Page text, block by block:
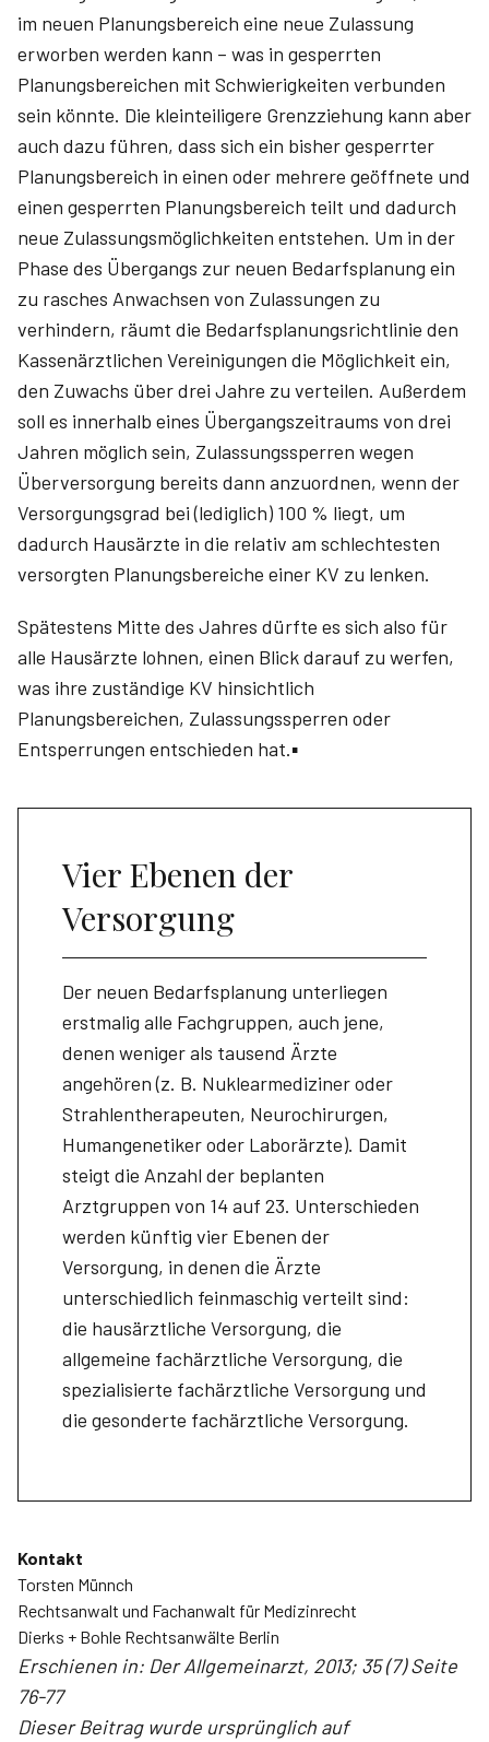
im neuen Planungsbereich eine neue Zulassung
erworben werden kann – was in gesperrten
Planungsbereichen mit Schwierigkeiten verbunden
sein könnte. Die kleinteiligere Grenzziehung kann aber
auch dazu führen, dass sich ein bisher gesperrter
Planungsbereich in einen oder mehrere geöffnete und
einen gesperrten Planungsbereich teilt und dadurch
neue Zulassungsmöglichkeiten entstehen. Um in der
Phase des Übergangs zur neuen Bedarfsplanung ein
zu rasches Anwachsen von Zulassungen zu
verhindern, räumt die Bedarfsplanungsrichtlinie den
Kassenärztlichen Vereinigungen die Möglichkeit ein,
den Zuwachs über drei Jahre zu verteilen. Außerdem
soll es innerhalb eines Übergangszeitraums von drei
Jahren möglich sein, Zulassungssperren wegen
Überversorgung bereits dann anzuordnen, wenn der
Versorgungsgrad bei (lediglich) 100 % liegt, um
dadurch Hausärzte in die relativ am schlechtesten
versorgten Planungsbereiche einer KV zu lenken.
Spätestens Mitte des Jahres dürfte es sich also für
alle Hausärzte lohnen, einen Blick darauf zu werfen,
was ihre zuständige KV hinsichtlich
Planungsbereichen, Zulassungssperren oder
Entsperrungen entschieden hat.▪
Vier Ebenen der
Versorgung
Der neuen Bedarfsplanung unterliegen
erstmalig alle Fachgruppen, auch jene,
denen weniger als tausend Ärzte
angehören (z. B. Nuklearmediziner oder
Strahlentherapeuten, Neurochirurgen,
Humangenetiker oder Laborärzte). Damit
steigt die Anzahl der beplanten
Arztgruppen von 14 auf 23. Unterschieden
werden künftig vier Ebenen der
Versorgung, in denen die Ärzte
unterschiedlich feinmaschig verteilt sind:
die hausärztliche Versorgung, die
allgemeine fachärztliche Versorgung, die
spezialisierte fachärztliche Versorgung und
die gesonderte fachärztliche Versorgung.
Kontakt
Torsten Münnch
Rechtsanwalt und Fachanwalt für Medizinrecht
Dierks + Bohle Rechtsanwälte Berlin
Erschienen in: Der Allgemeinarzt, 2013; 35 (7) Seite
76-77
Dieser Beitrag wurde ursprünglich auf